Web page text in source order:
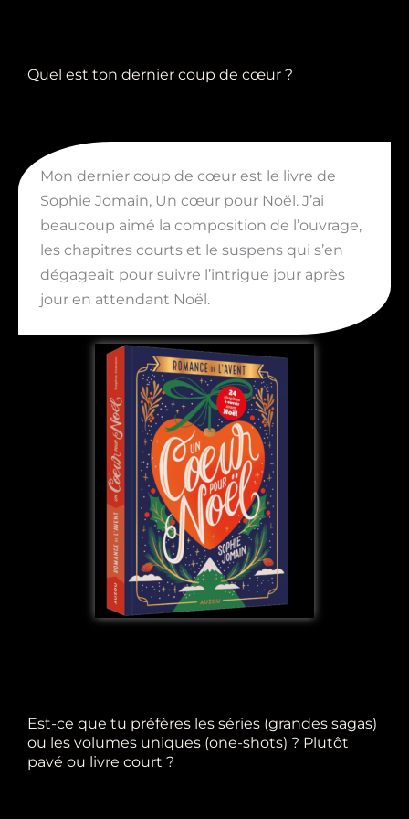
Quel est ton dernier coup de cœur ?
Mon dernier coup de cœur est le livre de
Sophie Jomain, Un cœur pour Noël. J’ai
beaucoup aimé la composition de l’ouvrage,
les chapitres courts et le suspens qui s’en
dégageait pour suivre l’intrigue jour après
jour en attendant Noël.
Est-ce que tu préfères les séries (grandes sagas)
ou les volumes uniques (one-shots) ? Plutôt
pavé ou livre court ?